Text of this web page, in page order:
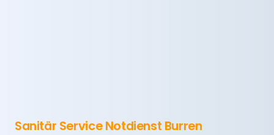
Sanitär Service Notdienst Burren